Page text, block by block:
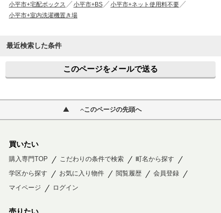
小平市+宅配ボックス
小平市+BS
小平市+ネット使用料不要
小平市+室内洗濯機置き場
最近検索した条件
このページをメールで送る
このページの先頭へ
買いたい
購入専門TOP こだわりの条件で検索
町名から探す
学区から探す
お気に入り物件 閲覧履歴
会員登録
マイページ
ログイン